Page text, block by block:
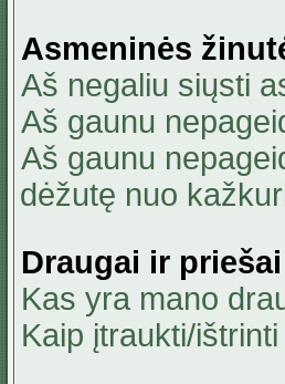
Asmeninės
Aš negaliu siųsti
Aš gaunu
Aš gaunu
dėžutę nuo
Draugai ir priešai
Kas yra mano
Kaip įtraukti/